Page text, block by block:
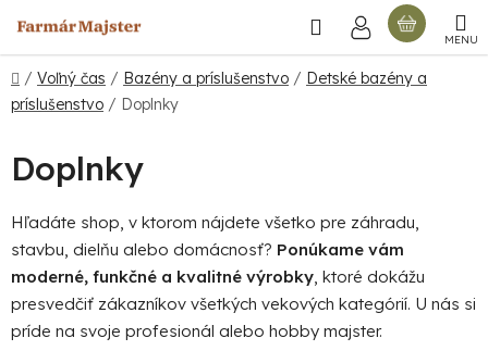
na
obsah
Hľadať
Domov
/ Voľný čas / Bazény a príslušenstvo / Detské bazény a
príslušenstvo / Doplnky
Doplnky
Hľadáte shop, v ktorom nájdete všetko pre záhradu,
stavbu, dielňu alebo domácnosť? Ponúkame vám
moderné, funkčné a kvalitné výrobky, ktoré dokážu
presvedčiť zákazníkov všetkých vekových kategórií. U nás si
príde na svoje profesionál alebo hobby majster.